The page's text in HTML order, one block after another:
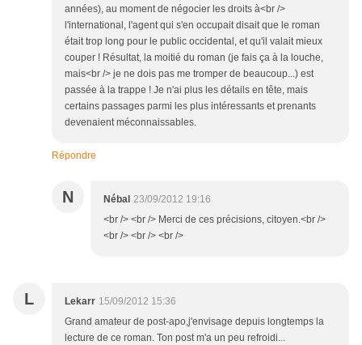
années), au moment de négocier les droits à<br />
l'international, l'agent qui s'en occupait disait que le roman
était trop long pour le public occidental, et qu'il valait mieux
couper ! Résultat, la moitié du roman (je fais ça à la louche,
mais<br /> je ne dois pas me tromper de beaucoup...) est
passée à la trappe ! Je n'ai plus les détails en tête, mais
certains passages parmi les plus intéressants et prenants
devenaient méconnaissables.
Répondre
N Nébal 23/09/2012 19:16
<br /> <br /> Merci de ces précisions, citoyen.<br />
<br /> <br /> <br />
L Lekarr 15/09/2012 15:36
Grand amateur de post-apo,j'envisage depuis longtemps la
lecture de ce roman. Ton post m'a un peu refroidi...